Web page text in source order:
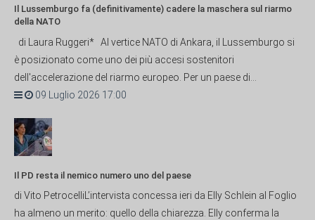
Il Lussemburgo fa (definitivamente) cadere la maschera sul riarmo
della NATO
di Laura Ruggeri* Al vertice NATO di Ankara, il Lussemburgo si
è posizionato come uno dei più accesi sostenitori
dell'accelerazione del riarmo europeo. Per un paese di...
09 Luglio 2026 17:00
Il PD resta il nemico numero uno del paese
di Vito PetrocelliL’intervista concessa ieri da Elly Schlein al Foglio
ha almeno un merito: quello della chiarezza. Elly conferma la